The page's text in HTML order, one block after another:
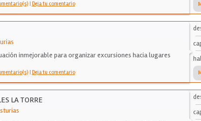
| Deja tu comentario
inmejorable para organizar excursiones hacia lugares
| Deja tu comentario
LA TORRE